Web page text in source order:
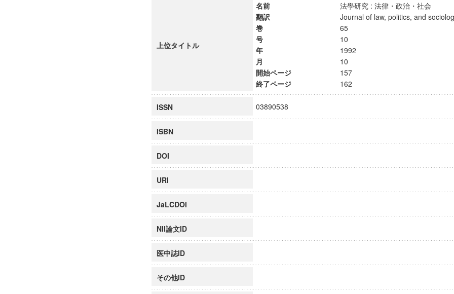
上位タイトル
名前
法學研究 : 法律・政治・社会
翻訳
Journal of law, politics, and
巻
65
号
10
年
1992
月
10
開始ページ
157
終了ページ
162
ISSN 03890538
ISBN
DOI
URI
JaLCDOI
NII論文ID
医中誌ID
その他ID